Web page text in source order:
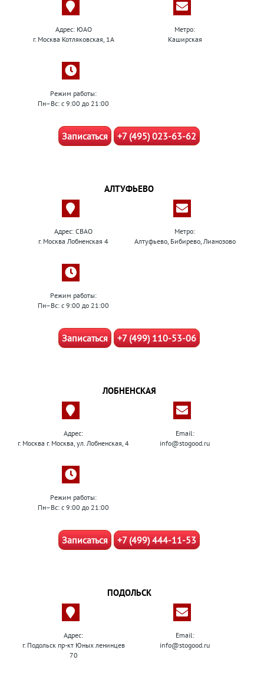
Адрес: ЮАО
г. Москва Котляковская, 1А
Метро:
Каширская
Режим работы:
Пн–Вс: с 9:00 до 21:00
Записаться +7 (495) 023-63-62
АЛТУФЬЕВО
Адрес: СВАО
г. Москва Лобненская 4
Метро:
Алтуфьево, Бибирево, Лианозово
Режим работы:
Пн–Вс: с 9:00 до 21:00
Записаться +7 (499) 110-53-06
ЛОБНЕНСКАЯ
Адрес:
г. Москва г. Москва, ул. Лобненская, 4
Email:
info@stogood.ru
Режим работы:
Пн–Вс: с 9:00 до 21:00
Записаться +7 (499) 444-11-53
ПОДОЛЬСК
Адрес:
г. Подольск пр-кт Юных ленинцев
70
Email:
info@stogood.ru